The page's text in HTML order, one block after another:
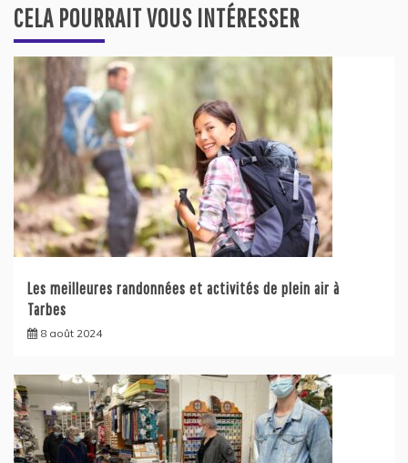
CELA POURRAIT VOUS INTÉRESSER
Les meilleures randonnées et activités de plein air à
Tarbes
8 août 2024